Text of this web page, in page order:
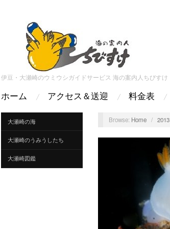
伊豆・大瀬崎のウミウシガイドサービス 海の案内人ちびすけ
ホーム アクセス＆送迎 料金表
大瀬崎の海
大瀬崎のうみうしたち
大瀬崎図鑑
Browse: Home / 2013